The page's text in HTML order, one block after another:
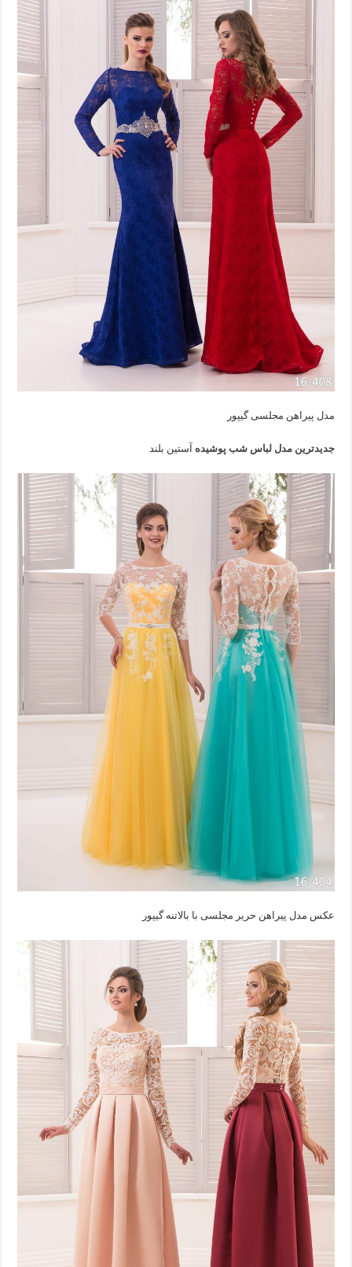
مدل پیراهن مجلسی گیپور
جدیدترین مدل لباس شب پوشیده آستین بلند
عکس مدل پیراهن حریر مجلسی با بالاتنه گیپور